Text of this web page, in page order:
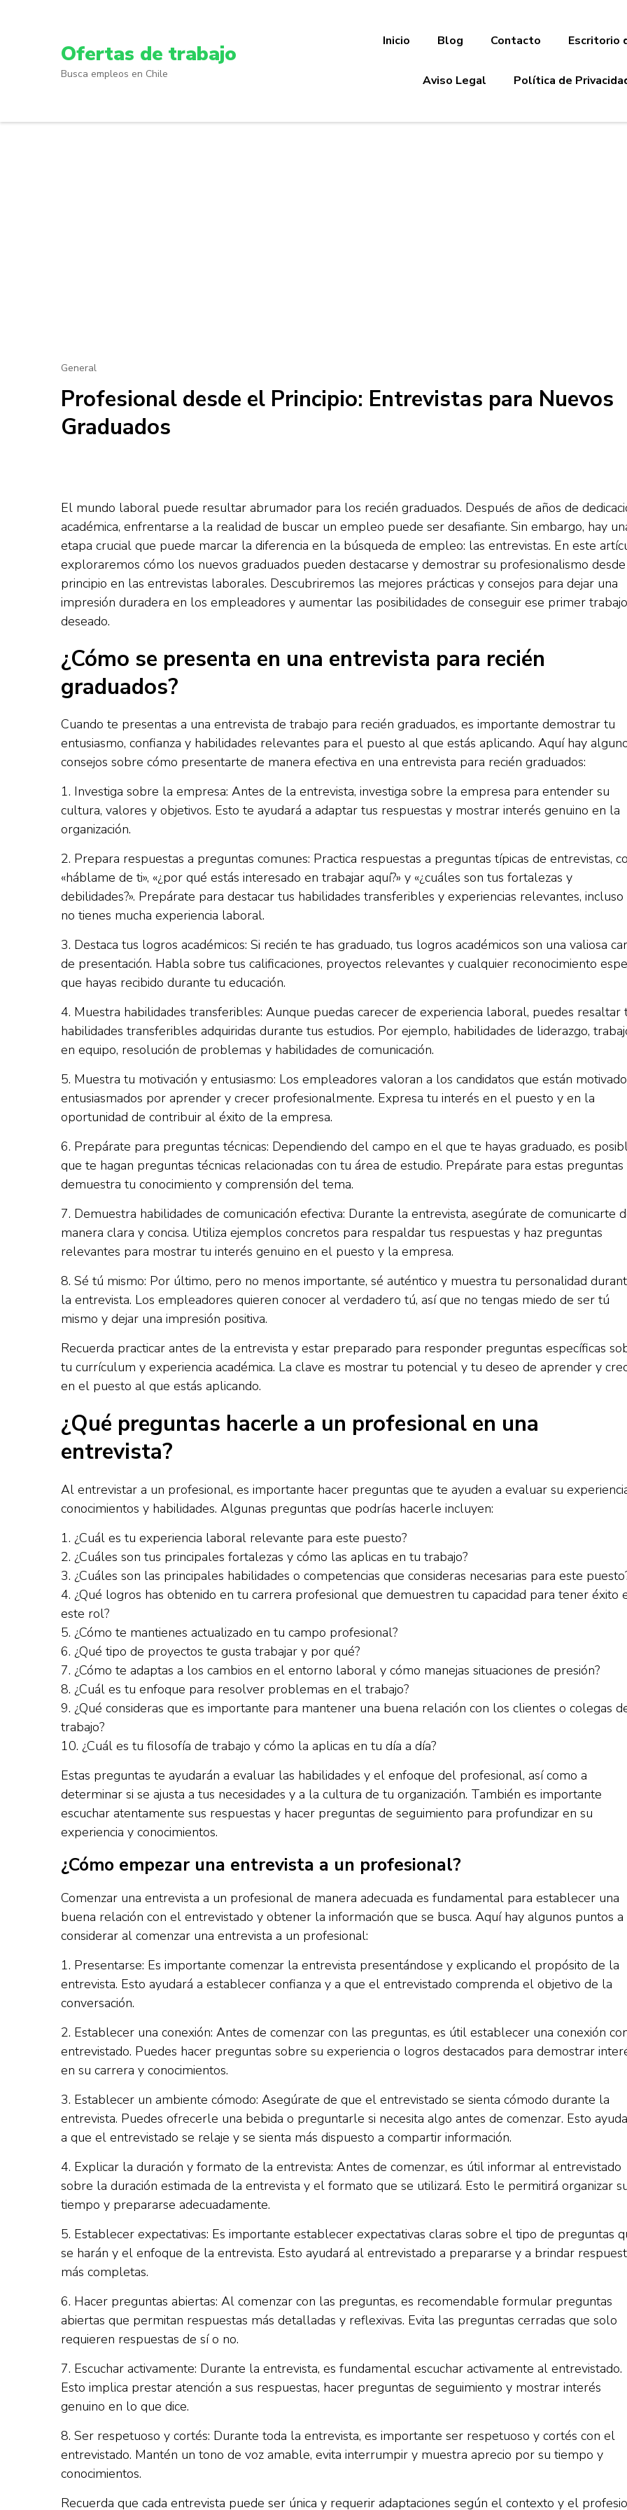
Ofertas de trabajo
Busca empleos en Chile
Inicio Blog Contacto Escritorio
Aviso Legal Política de
General
Profesional desde el Principio: Entrevistas para Nuevos
Graduados
El mundo laboral puede resultar abrumador para los recién graduados. Después de años de
académica, enfrentarse a la realidad de buscar un empleo puede ser desafiante. Sin embargo, hay
etapa crucial que puede marcar la diferencia en la búsqueda de empleo: las entrevistas. En este
exploraremos cómo los nuevos graduados pueden destacarse y demostrar su profesionalismo
principio en las entrevistas laborales. Descubriremos las mejores prácticas y consejos para dejar una
impresión duradera en los empleadores y aumentar las posibilidades de conseguir ese primer trabajo
deseado.
¿Cómo se presenta en una entrevista para recién
graduados?
Cuando te presentas a una entrevista de trabajo para recién graduados, es importante demostrar tu
entusiasmo, confianza y habilidades relevantes para el puesto al que estás aplicando. Aquí hay
consejos sobre cómo presentarte de manera efectiva en una entrevista para recién graduados:
1. Investiga sobre la empresa: Antes de la entrevista, investiga sobre la empresa para entender su
cultura, valores y objetivos. Esto te ayudará a adaptar tus respuestas y mostrar interés genuino en la
organización.
2. Prepara respuestas a preguntas comunes: Practica respuestas a preguntas típicas de entrevistas,
«háblame de ti», «¿por qué estás interesado en trabajar aquí?» y «¿cuáles son tus fortalezas y
debilidades?». Prepárate para destacar tus habilidades transferibles y experiencias relevantes, incluso
no tienes mucha experiencia laboral.
3. Destaca tus logros académicos: Si recién te has graduado, tus logros académicos son una valiosa
de presentación. Habla sobre tus calificaciones, proyectos relevantes y cualquier reconocimiento
que hayas recibido durante tu educación.
4. Muestra habilidades transferibles: Aunque puedas carecer de experiencia laboral, puedes resaltar
habilidades transferibles adquiridas durante tus estudios. Por ejemplo, habilidades de liderazgo,
en equipo, resolución de problemas y habilidades de comunicación.
5. Muestra tu motivación y entusiasmo: Los empleadores valoran a los candidatos que están
entusiasmados por aprender y crecer profesionalmente. Expresa tu interés en el puesto y en la
oportunidad de contribuir al éxito de la empresa.
6. Prepárate para preguntas técnicas: Dependiendo del campo en el que te hayas graduado, es
que te hagan preguntas técnicas relacionadas con tu área de estudio. Prepárate para estas preguntas
demuestra tu conocimiento y comprensión del tema.
7. Demuestra habilidades de comunicación efectiva: Durante la entrevista, asegúrate de comunicarte
manera clara y concisa. Utiliza ejemplos concretos para respaldar tus respuestas y haz preguntas
relevantes para mostrar tu interés genuino en el puesto y la empresa.
8. Sé tú mismo: Por último, pero no menos importante, sé auténtico y muestra tu personalidad
la entrevista. Los empleadores quieren conocer al verdadero tú, así que no tengas miedo de ser tú
mismo y dejar una impresión positiva.
Recuerda practicar antes de la entrevista y estar preparado para responder preguntas específicas
tu currículum y experiencia académica. La clave es mostrar tu potencial y tu deseo de aprender y
en el puesto al que estás aplicando.
¿Qué preguntas hacerle a un profesional en una
entrevista?
Al entrevistar a un profesional, es importante hacer preguntas que te ayuden a evaluar su
conocimientos y habilidades. Algunas preguntas que podrías hacerle incluyen:
1. ¿Cuál es tu experiencia laboral relevante para este puesto?
2. ¿Cuáles son tus principales fortalezas y cómo las aplicas en tu trabajo?
3. ¿Cuáles son las principales habilidades o competencias que consideras necesarias para este
4. ¿Qué logros has obtenido en tu carrera profesional que demuestren tu capacidad para tener éxito
este rol?
5. ¿Cómo te mantienes actualizado en tu campo profesional?
6. ¿Qué tipo de proyectos te gusta trabajar y por qué?
7. ¿Cómo te adaptas a los cambios en el entorno laboral y cómo manejas situaciones de presión?
8. ¿Cuál es tu enfoque para resolver problemas en el trabajo?
9. ¿Qué consideras que es importante para mantener una buena relación con los clientes o colegas
trabajo?
10. ¿Cuál es tu filosofía de trabajo y cómo la aplicas en tu día a día?
Estas preguntas te ayudarán a evaluar las habilidades y el enfoque del profesional, así como a
determinar si se ajusta a tus necesidades y a la cultura de tu organización. También es importante
escuchar atentamente sus respuestas y hacer preguntas de seguimiento para profundizar en su
experiencia y conocimientos.
¿Cómo empezar una entrevista a un profesional?
Comenzar una entrevista a un profesional de manera adecuada es fundamental para establecer una
buena relación con el entrevistado y obtener la información que se busca. Aquí hay algunos puntos a
considerar al comenzar una entrevista a un profesional:
1. Presentarse: Es importante comenzar la entrevista presentándose y explicando el propósito de la
entrevista. Esto ayudará a establecer confianza y a que el entrevistado comprenda el objetivo de la
conversación.
2. Establecer una conexión: Antes de comenzar con las preguntas, es útil establecer una conexión
entrevistado. Puedes hacer preguntas sobre su experiencia o logros destacados para demostrar
en su carrera y conocimientos.
3. Establecer un ambiente cómodo: Asegúrate de que el entrevistado se sienta cómodo durante la
entrevista. Puedes ofrecerle una bebida o preguntarle si necesita algo antes de comenzar. Esto
a que el entrevistado se relaje y se sienta más dispuesto a compartir información.
4. Explicar la duración y formato de la entrevista: Antes de comenzar, es útil informar al entrevistado
sobre la duración estimada de la entrevista y el formato que se utilizará. Esto le permitirá organizar
tiempo y prepararse adecuadamente.
5. Establecer expectativas: Es importante establecer expectativas claras sobre el tipo de preguntas
se harán y el enfoque de la entrevista. Esto ayudará al entrevistado a prepararse y a brindar
más completas.
6. Hacer preguntas abiertas: Al comenzar con las preguntas, es recomendable formular preguntas
abiertas que permitan respuestas más detalladas y reflexivas. Evita las preguntas cerradas que solo
requieren respuestas de sí o no.
7. Escuchar activamente: Durante la entrevista, es fundamental escuchar activamente al entrevistado.
Esto implica prestar atención a sus respuestas, hacer preguntas de seguimiento y mostrar interés
genuino en lo que dice.
8. Ser respetuoso y cortés: Durante toda la entrevista, es importante ser respetuoso y cortés con el
entrevistado. Mantén un tono de voz amable, evita interrumpir y muestra aprecio por su tiempo y
conocimientos.
Recuerda que cada entrevista puede ser única y requerir adaptaciones según el contexto y el